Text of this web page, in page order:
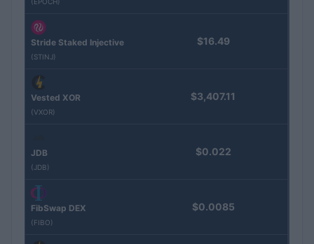
Stride Staked Injective
(STINJ)
$16.49
Vested XOR
(VXOR)
$3,407.11
JDB
(JDB)
$0.022
FibSwap DEX
(FIBO)
$0.0085